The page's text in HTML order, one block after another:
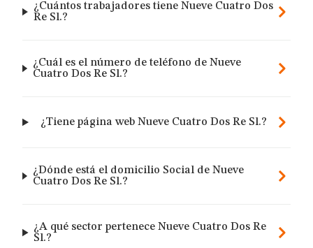
¿Cuántos trabajadores tiene Nueve Cuatro Dos
Re Sl.?
¿Cuál es el número de teléfono de Nueve
Cuatro Dos Re Sl.?
¿Tiene página web Nueve Cuatro Dos Re Sl.?
¿Dónde está el domicilio Social de Nueve
Cuatro Dos Re Sl.?
¿A qué sector pertenece Nueve Cuatro Dos Re
Sl.?